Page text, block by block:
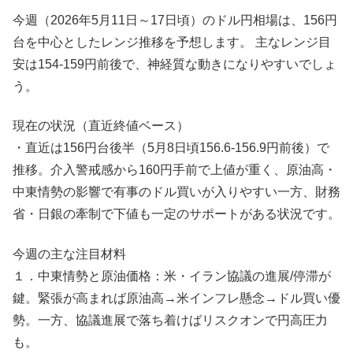
今週（2026年5月11日～17日頃）のドル円相場は、156円
台を中心としたレンジ推移を予想します。 主なレンジ目
安は154-159円前後で、神経質な動きになりやすいでしょ
う。
現在の状況（直近終値ベース）
・直近は156円台後半（5月8日頃156.6-156.9円前後）で
推移。介入警戒感から160円手前で上値が重く、原油高・
中東情勢の影響で有事のドル買いが入りやすい一方、財務
省・日銀の牽制で下値も一定のサポートがある状況です。
今週の主な注目材料
１．中東情勢と原油価格：米・イラン協議の進展/停滞が
鍵。緊張が高まれば原油高→米インフレ懸念→ドル買い優
勢。一方、協議進展で落ち着けばリスクオンで円高圧力
も。